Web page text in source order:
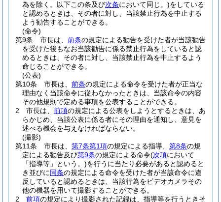
為を除く。以下この条及び次条において同じ。)をしている
と認めるときは、その者に対し、当該禁止行為を中止する
よう勧告することができる。
(命令)
第9条
市長は、 前条の規定による勧告を受けた者が当該勧告
を受けた後もなお当該勧告に係る禁止行為をしていると認
めるときは、その者に対し、当該禁止行為を中止するよう
命じることができる。
(公表)
第10条
市長は、 前条の規定による命令を受けた者が正当な
理由なく当該命令に従わなかったときは、当該命令の内容
その他規則で定める事項を公表することができる。
2
市長は、 前項の規定による公表をしようとするときは、あ
らかじめ、当該公表に係る者にその理由を通知し、意見を
述べる機会を与えなければならない。
(撮影)
第11条
市長は、 第7条第1項の規定による指導、 第8条の規
定による勧告及び第9条の規定による命令(次項において
「指導等」という。)を行うに当たり必要があると認めると
き並びに同条の規定による命令を受けた者が当該命令に違
反していると認めるときは、当該行為をビデオカメラその
他の機器を用いて撮影することができる。
2
前項の規定により撮影された記録は、指導等を行うときそ